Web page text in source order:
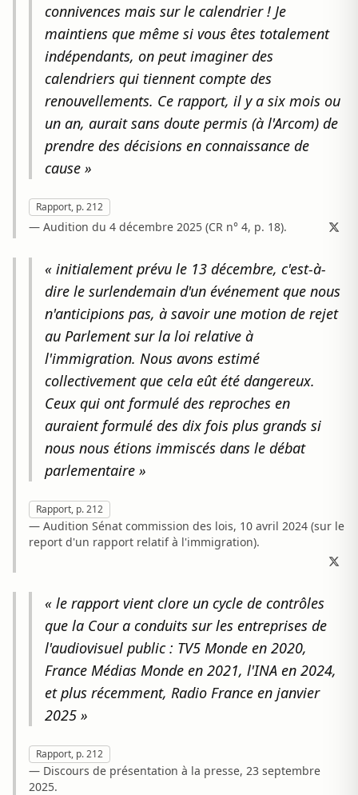
connivences mais sur le calendrier ! Je
maintiens que même si vous êtes totalement
indépendants, on peut imaginer des
calendriers qui tiennent compte des
renouvellements. Ce rapport, il y a six mois ou
un an, aurait sans doute permis (à l'Arcom) de
prendre des décisions en connaissance de
cause »
Rapport, p. 212
— Audition du 4 décembre 2025 (CR n° 4, p. 18).
« initialement prévu le 13 décembre, c'est-à-
dire le surlendemain d'un événement que nous
n'anticipions pas, à savoir une motion de rejet
au Parlement sur la loi relative à
l'immigration. Nous avons estimé
collectivement que cela eût été dangereux.
Ceux qui ont formulé des reproches en
auraient formulé des dix fois plus grands si
nous nous étions immiscés dans le débat
parlementaire »
Rapport, p. 212
— Audition Sénat commission des lois, 10 avril 2024 (sur le
report d'un rapport relatif à l'immigration).
« le rapport vient clore un cycle de contrôles
que la Cour a conduits sur les entreprises de
l'audiovisuel public : TV5 Monde en 2020,
France Médias Monde en 2021, l'INA en 2024,
et plus récemment, Radio France en janvier
2025 »
Rapport, p. 212
— Discours de présentation à la presse, 23 septembre
2025.